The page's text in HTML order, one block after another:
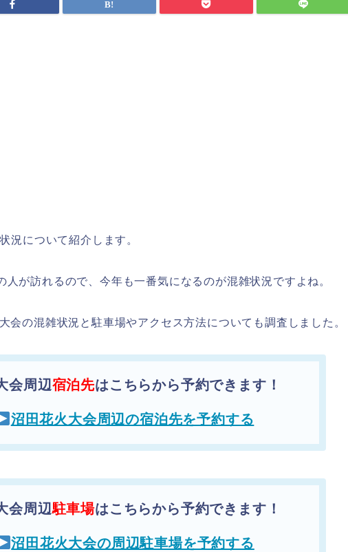
況について紹介します。
人が訪れるので、今年も一番気になるのが混雑状況ですよね。
会の混雑状況と駐車場やアクセス方法についても調査しました。
会周辺宿泊先はこちらから予約できます！
沼田花火大会周辺の宿泊先を予約する
会周辺駐車場はこちらから予約できます！
沼田花火大会の周辺駐車場を予約する